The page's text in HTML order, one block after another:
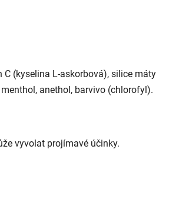
(kyselina L-askorbová), silice máty
anethol, barvivo (chlorofyl).
vyvolat projímavé účinky.